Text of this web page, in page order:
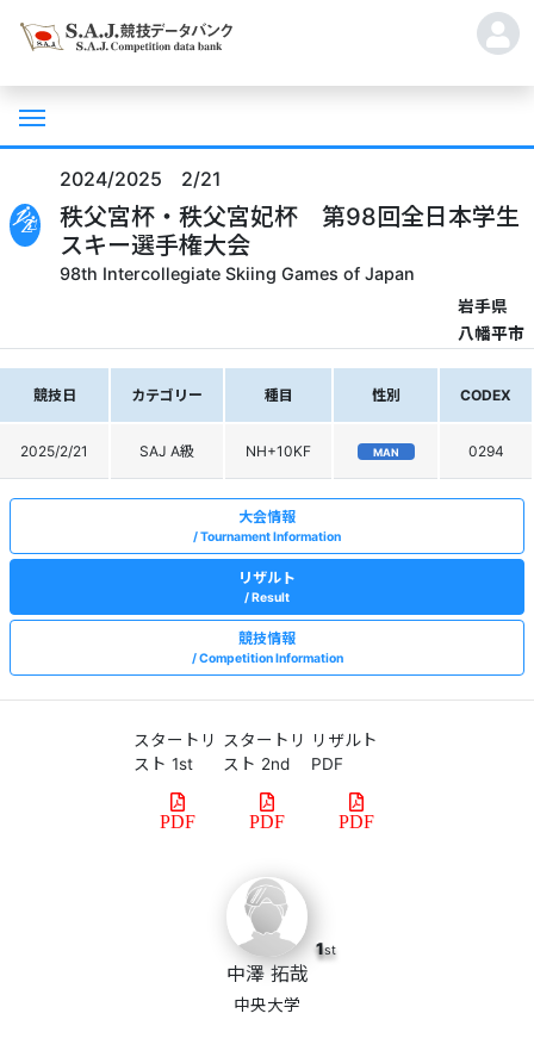
2024/2025 2/21
秩父宮杯・秩父宮妃杯 第98回全日本学生
スキー選手権大会
98th Intercollegiate Skiing Games of Japan
岩手県
八幡平市
競技日 カテゴリー 種目 性別 CODEX
2025/2/21 SAJ A級 NH+10KF MAN 0294
大会情報
Tournament Information
リザルト
Result
競技情報
Competition Information
スタートリ
スト 1st
PDF
スタートリ
スト 2nd
PDF
リザルト
PDF
PDF
1st
中澤 拓哉
中央大学